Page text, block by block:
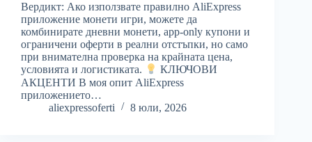
Вердикт: Ако използвате правилно AliExpress
приложение монети игри, можете да
комбинирате дневни монети, app-only купони и
ограничени оферти в реални отстъпки, но само
при внимателна проверка на крайната цена,
условията и логистиката.
КЛЮЧОВИ
АКЦЕНТИ В моя опит AliExpress
приложението…
aliexpressoferti
8 юли, 2026